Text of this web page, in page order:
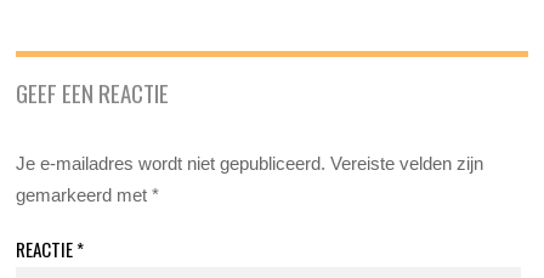
GEEF EEN REACTIE
Je e-mailadres wordt niet gepubliceerd. Vereiste velden zijn
gemarkeerd met*
REACTIE*